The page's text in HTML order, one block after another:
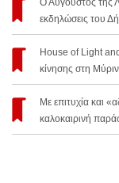
Ο Αύγουστος της
εκδηλώσεις του
House of Light
κίνησης στη
Με επιτυχία και
καλοκαιρινή